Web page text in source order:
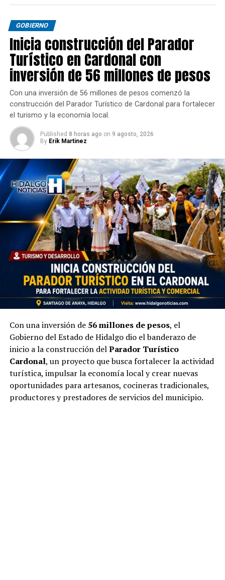
GOBIERNO
Inicia construcción del Parador
Turístico en Cardonal con
inversión de 56 millones de pesos
Con una inversión de 56 millones de pesos comenzó la
construcción del Parador Turístico de Cardonal para fortalecer
el turismo y la economía local.
Published 8 horas ago on 9 agosto, 2026
By Erik Martinez
Con una inversión de 56 millones de pesos, el
Gobierno del Estado de Hidalgo dio el banderazo de
inicio a la construcción delParador Turístico
Cardonal, un proyecto que busca fortalecer la actividad
turística, impulsar la economía local y crear nuevas
oportunidades para artesanos, cocineras tradicionales,
productores y prestadores de servicios del municipio.